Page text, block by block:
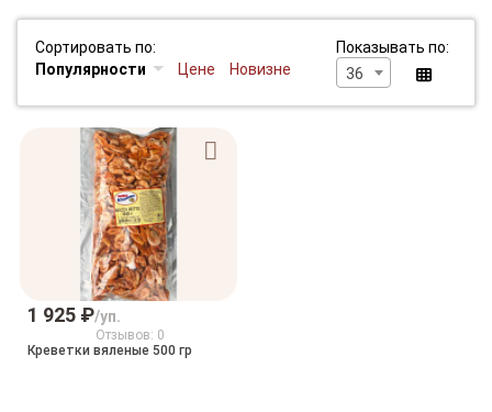
Сортировать по:
Популярности
Цене Новизне
Показывать по:
36
1 925 ₽/уп.
Отзывов: 0
Креветки вяленые 500 гр